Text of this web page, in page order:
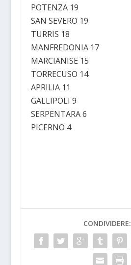
POTENZA 19
SAN SEVERO 19
TURRIS 18
MANFREDONIA 17
MARCIANISE 15
TORRECUSO 14
APRILIA 11
GALLIPOLI 9
SERPENTARA 6
PICERNO 4
CONDIVIDERE: